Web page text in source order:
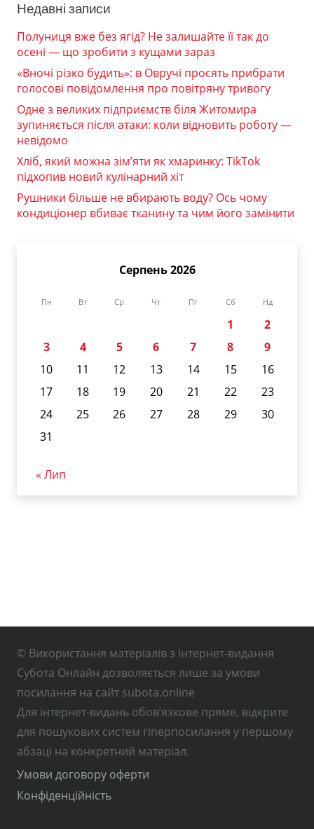
Недавні записи
Полуниця вже без ягід? Не залишайте її так до
осені — що зробити з кущами зараз
«Вночі різко будить»: в Овручі просять прибрати
голосові повідомлення про повітряну тривогу
Одне з великих підприємств біля Житомира
зупиняється після атаки: коли відновить роботу —
невідомо
Хліб, який можна зім’яти як хмаринку: TikTok
підхопив новий кулінарний хіт
Рушники більше не вбирають воду? Ось чому
кондиціонер вбиває тканину та чим його замінити
Серпень 2026
Пн Вт Ср Чт Пт Сб Нд
1
2
3
4 5 6 7 8
9
10
11 12 13 14 15
16
17
18 19 20 21 22
23
24
25 26 27 28 29
30
31
« Лип
© Використання матеріалів з інтернет-видання
Субота Онлайн дозволяється лише за умови
посилання на сайт subota.online
Для інтернет-видань обов’язкове пряме, відкрите
для пошукових систем гіперпосилання у першому
абзаці на конкретний матеріал.
Умови договору оферти
Конфіденційність